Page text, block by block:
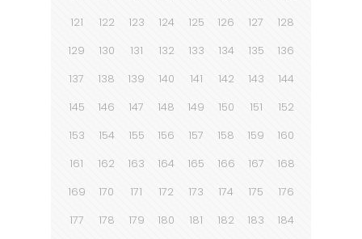
121
122 123 124 125 126 127
128
129
130 131 132 133 134 135
136
137
138 139 140 141 142 143
144
145
146 147 148 149 150 151
152
153
154 155 156 157 158 159
160
161
162 163 164 165 166 167
168
169
170 171 172 173 174 175
176
177
178 179 180 181 182 183
184